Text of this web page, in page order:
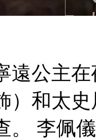
遠公主
）和太
。 李佩